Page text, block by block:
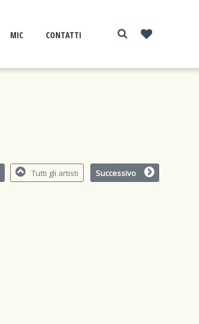
MIC CONTATTI
Tutti gli artisti Successivo